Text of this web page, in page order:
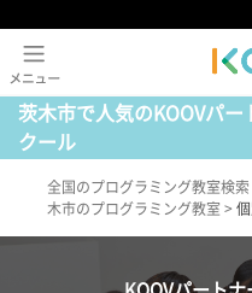
茨木市で人気のKOOVパ
クール
全国のプログラミング教室検索
木市のプログラミング教室 >